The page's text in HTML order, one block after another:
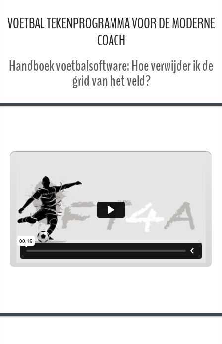
VOETBAL TEKENPROGRAMMA VOOR DE MODERNE
COACH
Handboek voetbalsoftware: Hoe verwijder ik de
grid van het veld?